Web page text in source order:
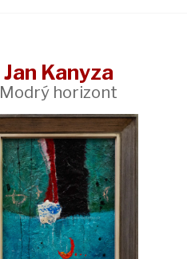
Jan Kanyza
Modrý horizont